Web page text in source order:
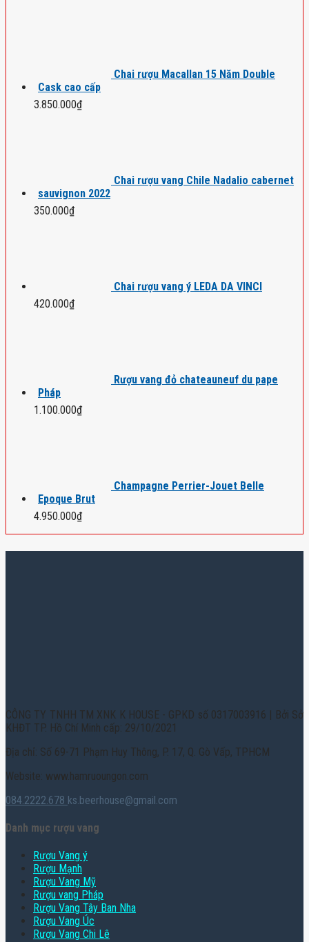
Chai rượu Macallan 15 Năm Double
Cask cao cấp
3.850.000₫
Chai rượu vang Chile Nadalio cabernet
sauvignon 2022
350.000₫
Chai rượu vang ý LEDA DA VINCI
420.000₫
Rượu vang đỏ chateauneuf du pape
Pháp
1.100.000₫
Champagne Perrier-Jouet Belle
Epoque Brut
4.950.000₫
CÔNG TY TNHH TM XNK K HOUSE - GPKD số 0317003916 | Bởi Sở
KHĐT TP. Hồ Chí Minh cấp: 29/10/2021
Địa chỉ: Số 69-71 Phạm Huy Thông, P. 17, Q. Gò Vấp, TPHCM
Website: www.hamruoungon.com
084.2222.678 ks.beerhouse@gmail.com
Danh mục rượu vang
Rượu Vang ý
Rượu Mạnh
Rượu Vang Mỹ
Rượu vang Pháp
Rượu Vang Tây Ban Nha
Rượu Vang Úc
Rượu Vang Chi Lê